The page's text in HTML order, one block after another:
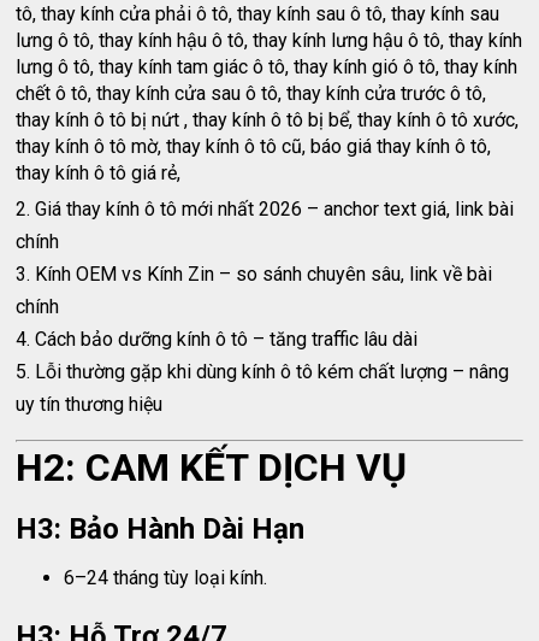
tô, thay kính cửa phải ô tô, thay kính sau ô tô, thay kính sau
lưng ô tô, thay kính hậu ô tô, thay kính lưng hậu ô tô, thay kính
lưng ô tô, thay kính tam giác ô tô, thay kính gió ô tô, thay kính
chết ô tô, thay kính cửa sau ô tô, thay kính cửa trước ô tô,
thay kính ô tô bị nứt , thay kính ô tô bị bể, thay kính ô tô xước,
thay kính ô tô mờ, thay kính ô tô cũ, báo giá thay kính ô tô,
thay kính ô tô giá rẻ,
2. Giá thay kính ô tô mới nhất 2026 – anchor text giá, link bài
chính
3. Kính OEM vs Kính Zin – so sánh chuyên sâu, link về bài
chính
4. Cách bảo dưỡng kính ô tô – tăng traffic lâu dài
5. Lỗi thường gặp khi dùng kính ô tô kém chất lượng – nâng
uy tín thương hiệu
H2: CAM KẾT DỊCH VỤ
H3: Bảo Hành Dài Hạn
6–24 tháng tùy loại kính.